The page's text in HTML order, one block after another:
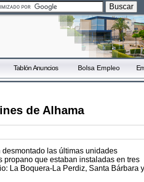
Tablón Anuncios Bolsa Empleo
de Alhama
desmontado las últimas unidades
propano que estaban instaladas en tres
La Boquera-La Perdiz, Santa Bárbara